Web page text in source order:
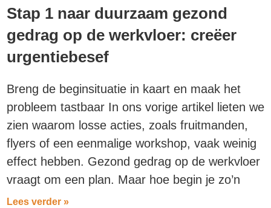
Stap 1 naar duurzaam gezond
gedrag op de werkvloer: creëer
urgentiebesef
Breng de beginsituatie in kaart en maak het
probleem tastbaar In ons vorige artikel lieten we
zien waarom losse acties, zoals fruitmanden,
flyers of een eenmalige workshop, vaak weinig
effect hebben. Gezond gedrag op de werkvloer
vraagt om een plan. Maar hoe begin je zo’n
Lees verder »